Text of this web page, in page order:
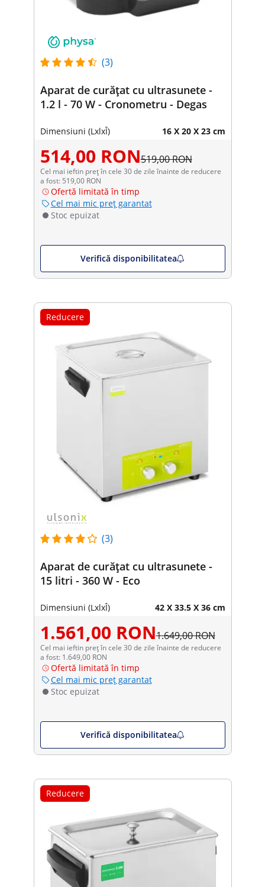
(3)
Aparat de curățat cu ultrasunete -
1.2 l - 70 W - Cronometru - Degas
Dimensiuni (LxlxÎ) 16 X 20 X 23 cm
514,00 RON519,00 RON
Cel mai ieftin preț în cele 30 de zile înainte de reducere
a fost: 519,00 RON
Ofertă limitată în timp
Cel mai mic preț garantat
Stoc epuizat
Verifică disponibilitatea
Reducere
(3)
Aparat de curățat cu ultrasunete -
15 litri - 360 W - Eco
Dimensiuni (LxlxÎ) 42 X 33.5 X 36 cm
1.561,00 RON1.649,00 RON
Cel mai ieftin preț în cele 30 de zile înainte de reducere
a fost: 1.649,00 RON
Ofertă limitată în timp
Cel mai mic preț garantat
Stoc epuizat
Verifică disponibilitatea
Reducere